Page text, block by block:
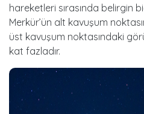
hareketleri sırasında belirgin
Merkür’ün alt kavuşum
üst kavuşum noktasındaki
kat fazladır.